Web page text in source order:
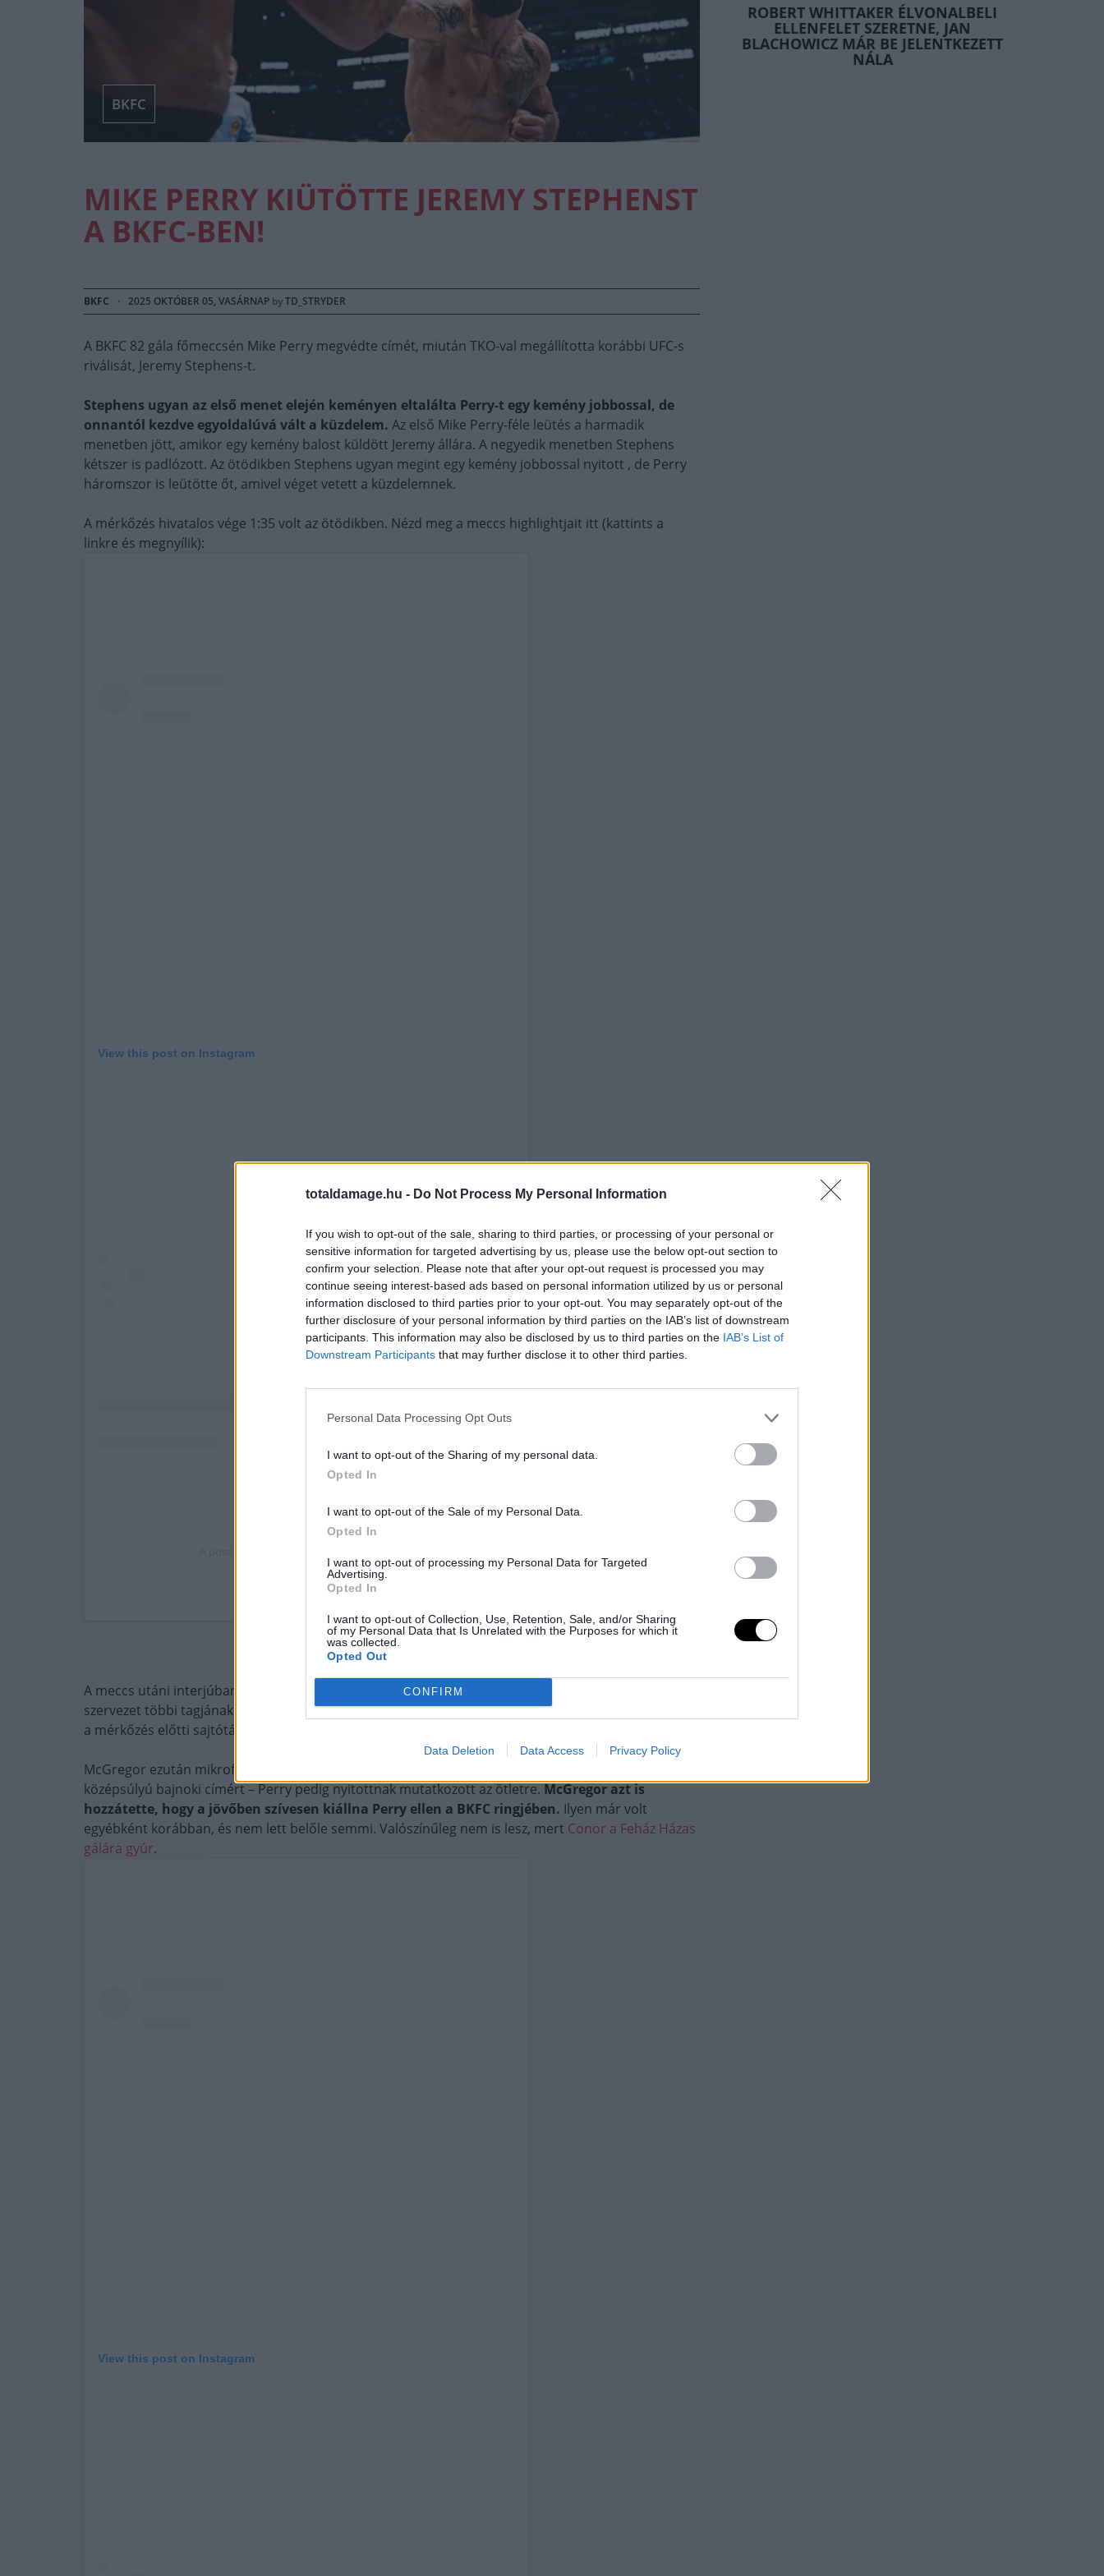
totaldamage.hu - Do Not Process My Personal Information
If you wish to opt-out of the sale, sharing to third parties, or processing of your personal or
sensitive information for targeted advertising by us, please use the below opt-out section to
confirm your selection. Please note that after your opt-out request is processed you may
continue seeing interest-based ads based on personal information utilized by us or personal
information disclosed to third parties prior to your opt-out. You may separately opt-out of the
further disclosure of your personal information by third parties on the IAB’s list of downstream
participants. This information may also be disclosed by us to third parties on the IAB’s List of
Downstream Participants that may further disclose it to other third parties.
Personal Data Processing Opt Outs
I want to opt-out of the Sharing of my personal data.
Opted In
I want to opt-out of the Sale of my Personal Data.
Opted In
I want to opt-out of processing my Personal Data for Targeted
Advertising.
Opted In
I want to opt-out of Collection, Use, Retention, Sale, and/or Sharing
of my Personal Data that Is Unrelated with the Purposes for which it
was collected.
Opted Out
CONFIRM
Data Deletion Data Access Privacy Policy
BKFC
MIKE PERRY KIÜTÖTTE JEREMY STEPHENST
A BKFC-BEN!
BKFC · 2025 OKTÓBER 05, VASÁRNAP byTD_STRYDER
A BKFC 82 gála főmeccsén Mike Perry megvédte címét, miután TKO-val megállította korábbi UFC-s
riválisát, Jeremy Stephens-t.
Stephens ugyan az első menet elején keményen eltalálta Perry-t egy kemény jobbossal, de
onnantól kezdve egyoldalúvá vált a küzdelem. Az első Mike Perry-féle leütés a harmadik
menetben jött, amikor egy kemény balost küldött Jeremy állára. A negyedik menetben Stephens
kétszer is padlózott. Az ötödikben Stephens ugyan megint egy kemény jobbossal nyitott , de Perry
háromszor is leütötte őt, amivel véget vetett a küzdelemnek.
A mérkőzés hivatalos vége 1:35 volt az ötödikben. Nézd meg a meccs highlightjait itt (kattints a
linkre és megnyílik):
View this post on Instagram
A meccs utáni interjúban Perry Conor McGregornak, David Feldmannek (a BKFC elnökének) és a
szervezet többi tagjának is üzent. McGregort idézve kijelentette, hogy „nem kér bocsánatot senkitől”
a mérkőzés előtti sajtótájékoztatón történtek miatt (röpködtek ott azért az inzultusok).
McGregor ezután mikrofont ragadott, és arra biztatta Perry-t, hogy hívja ki Dave Mundellt a
középsúlyú bajnoki címért – Perry pedig nyitottnak mutatkozott az ötletre.McGregor azt is
hozzátette, hogy a jövőben szívesen kiállna Perry ellen a BKFC ringjében. Ilyen már volt
egyébként korábban, és nem lett belőle semmi. Valószínűleg nem is lesz, mert Conor a Feház Házas
gálára gyúr.
View this post on Instagram
ROBERT WHITTAKER ÉLVONALBELI
ELLENFELET SZERETNE, JAN
BLACHOWICZ MÁR BE JELENTKEZETT
NÁLA